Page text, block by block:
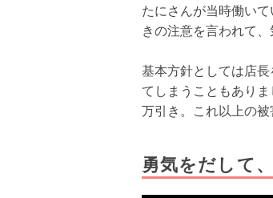
たにさんが当時働い
きの注意を言われて
基本方針としては店
てしまうこともあり
万引き。これ以上の
勇気をだして